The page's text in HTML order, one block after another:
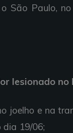
São Paulo,
lesionado no
joelho e na
dia 19/06;